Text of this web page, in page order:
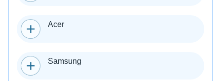
Acer
Samsung